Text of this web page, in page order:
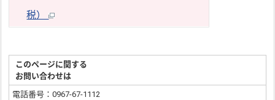
税）
このページに関する
お問い合わせは
電話番号：0967-67-1112